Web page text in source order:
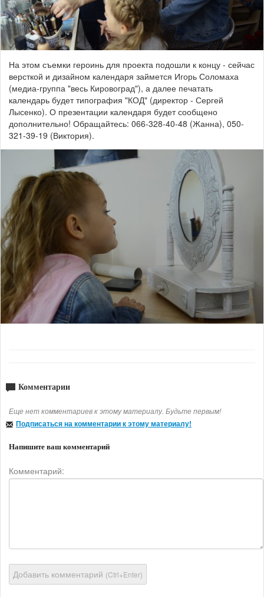
На этом съемки героинь для проекта подошли к концу - сейчас
версткой и дизайном календаря займется Игорь Соломаха
(медиа-группа "весь Кировоград"), а далее печатать
календарь будет типография "КОД" (директор - Сергей
Лысенко). О презентации календаря будет сообщено
дополнительно! Обращайтесь: 066-328-40-48 (Жанна), 050-
321-39-19 (Виктория).
Комментарии
Еще нет комментариев к этому материалу. Будьте первым!
Подписаться на комментарии к этому материалу!
Напишите ваш комментарий
Комментарий:
Добавить комментарий (Ctrl+Enter)